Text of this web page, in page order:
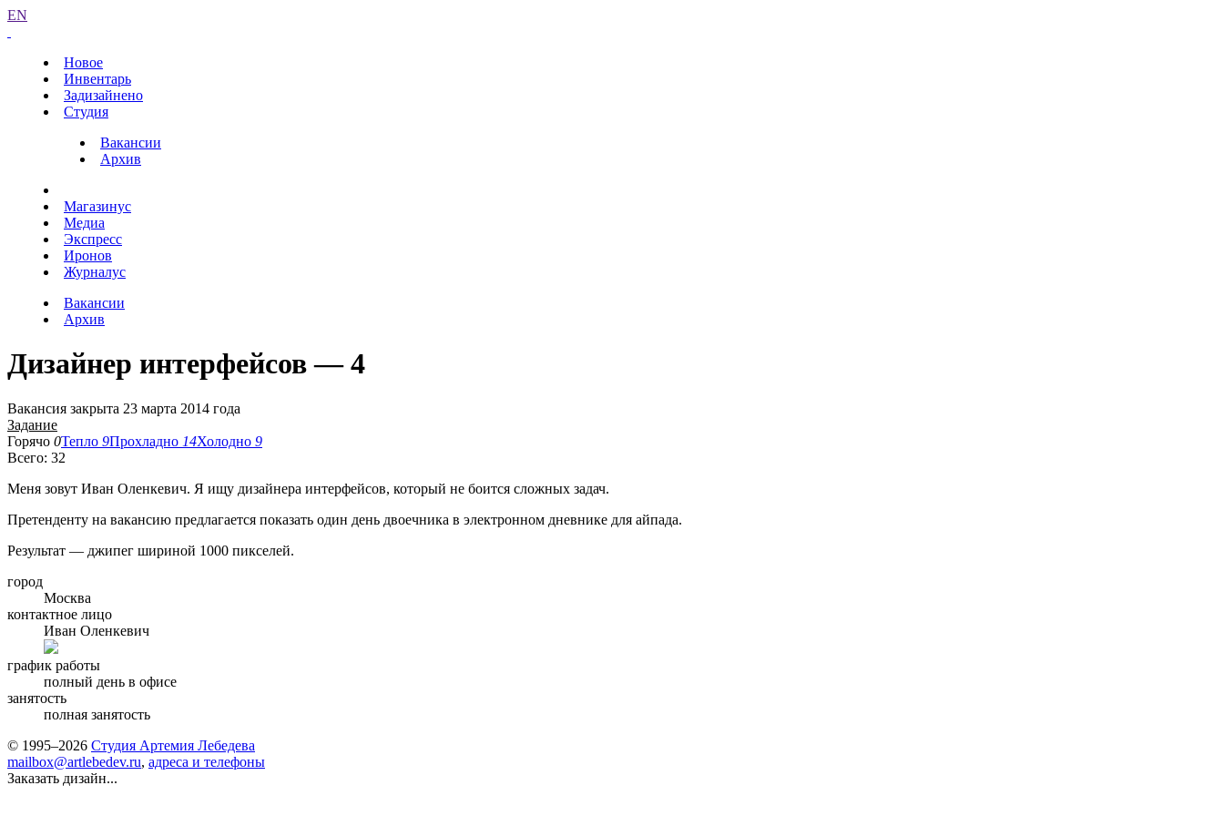
EN
Новое
Инвентарь
Задизайнено
Студия
Вакансии
Архив
Магазинус
Медиа
Экспресс
Иронов
Журналус
Вакансии
Архив
Дизайнер интерфейсов — 4
Вакансия закрыта 23 марта 2014 года
Задание
Горячо 0Тепло 9Прохладно 14Холодно 9
Всего: 32
Меня зовут Иван Оленкевич. Я ищу дизайнера интерфейсов, который не боится сложных задач.
Претенденту на вакансию предлагается показать один день двоечника в электронном дневнике для айпада.
Результат — джипег шириной 1000 пикселей.
город
Москва
контактное лицо
Иван Оленкевич
график работы
полный день в офисе
занятость
полная занятость
© 1995–2026 Студия Артемия Лебедева
mailbox@artlebedev.ru, адреса и телефоны
Заказать дизайн...